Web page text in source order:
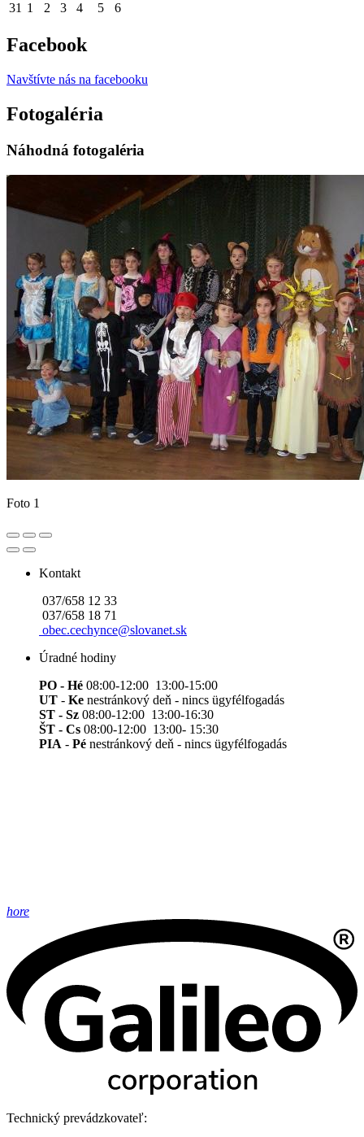
31 1 2 3 4 5 6
Facebook
Navštívte nás na facebooku
Fotogaléria
Náhodná fotogaléria
Foto 1
Kontakt
037/658 12 33
037/658 18 71
obec.cechynce@slovanet.sk
Úradné hodiny
PO - Hé 08:00-12:00 13:00-15:00
UT - Ke nestránkový deň - nincs ügyfélfogadás
ST - Sz 08:00-12:00 13:00-16:30
ŠT - Cs 08:00-12:00 13:00- 15:30
PIA - Pé nestránkový deň - nincs ügyfélfogadás
hore
Technický prevádzkovateľ: